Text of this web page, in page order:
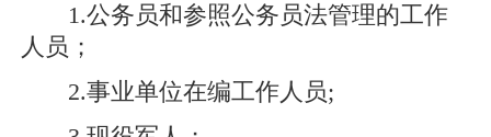
1.公务员和参照公务员法管理的工作
人员；
2.事业单位在编工作人员;